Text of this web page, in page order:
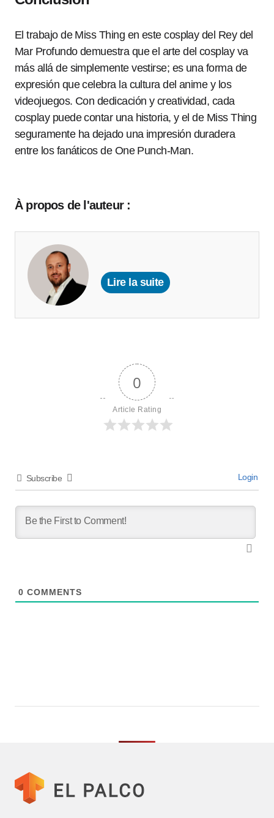
El trabajo de Miss Thing en este cosplay del Rey del
Mar Profundo demuestra que el arte del cosplay va
más allá de simplemente vestirse; es una forma de
expresión que celebra la cultura del anime y los
videojuegos. Con dedicación y creatividad, cada
cosplay puede contar una historia, y el de Miss Thing
seguramente ha dejado una impresión duradera
entre los fanáticos de One Punch-Man.
À propos de l'auteur :
Lire la suite
0
Article Rating
Subscribe Login
0 COMMENTS